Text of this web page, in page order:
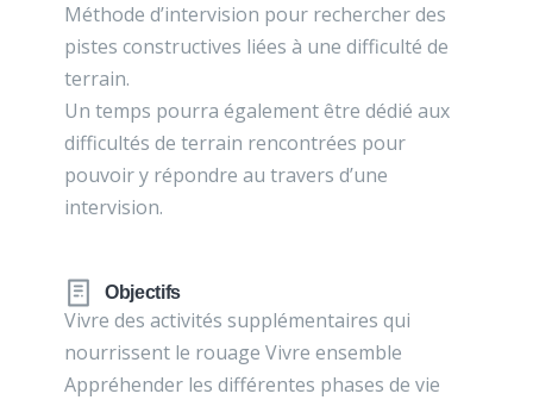
Méthode d’intervision pour rechercher des
pistes constructives liées à une difficulté de
terrain.
Un temps pourra également être dédié aux
difficultés de terrain rencontrées pour
pouvoir y répondre au travers d’une
intervision.
Objectifs
Vivre des activités supplémentaires qui
nourrissent le rouage Vivre ensemble
Appréhender les différentes phases de vie